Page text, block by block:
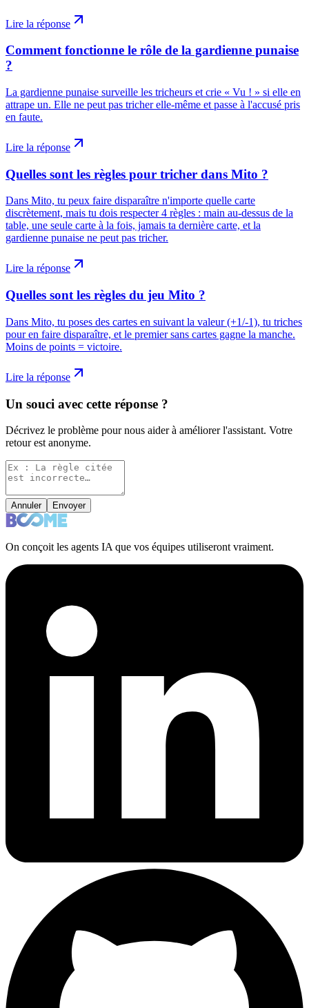
Lire la réponse
Comment fonctionne le rôle de la gardienne punaise
?
La gardienne punaise surveille les tricheurs et crie « Vu ! » si elle en
attrape un. Elle ne peut pas tricher elle-même et passe à l'accusé pris
en faute.
Lire la réponse
Quelles sont les règles pour tricher dans Mito ?
Dans Mito, tu peux faire disparaître n'importe quelle carte
discrètement, mais tu dois respecter 4 règles : main au-dessus de la
table, une seule carte à la fois, jamais ta dernière carte, et la
gardienne punaise ne peut pas tricher.
Lire la réponse
Quelles sont les règles du jeu Mito ?
Dans Mito, tu poses des cartes en suivant la valeur (+1/-1), tu triches
pour en faire disparaître, et le premier sans cartes gagne la manche.
Moins de points = victoire.
Lire la réponse
Un souci avec cette réponse ?
Décrivez le problème pour nous aider à améliorer l'assistant. Votre
retour est anonyme.
Annuler Envoyer
On conçoit les agents IA que vos équipes utiliseront vraiment.